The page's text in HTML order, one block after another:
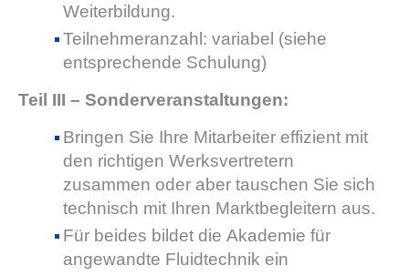
Weiterbildung.
Teilnehmeranzahl: variabel (siehe
entsprechende Schulung)
Teil III – Sonderveranstaltungen:
Bringen Sie Ihre Mitarbeiter effizient mit
den richtigen Werksvertretern
zusammen oder aber tauschen Sie sich
technisch mit Ihren Marktbegleitern aus.
Für beides bildet die Akademie für
angewandte Fluidtechnik ein